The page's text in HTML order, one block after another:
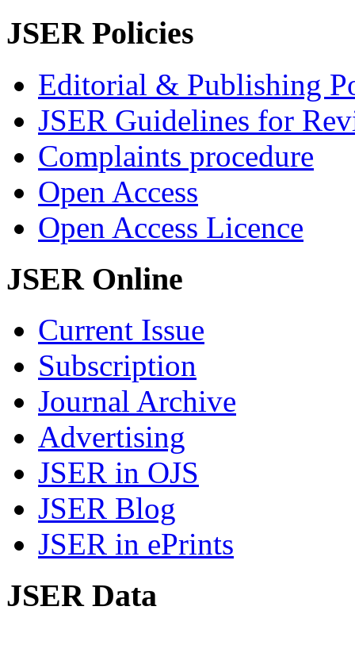
JSER Policies
Editorial & Publishing
JSER Guidelines for
Complaints procedure
Open Access
Open Access Licence
JSER Online
Current Issue
Subscription
Journal Archive
Advertising
JSER in OJS
JSER Blog
JSER in ePrints
JSER Data